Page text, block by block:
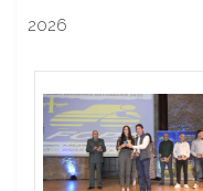
2026